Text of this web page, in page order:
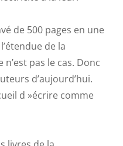
de 500 pages en une
de la
pas le cas. Donc
d’aujourd’hui.
d »écrire comme